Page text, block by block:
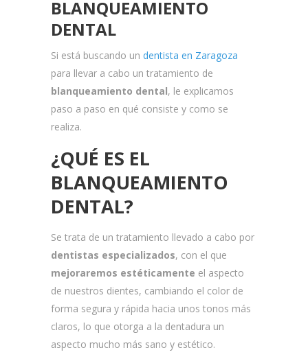
BLANQUEAMIENTO
DENTAL
Si está buscando un dentista en Zaragoza
para llevar a cabo un tratamiento de
blanqueamiento dental, le explicamos
paso a paso en qué consiste y como se
realiza.
¿QUÉ ES EL
BLANQUEAMIENTO
DENTAL?
Se trata de un tratamiento llevado a cabo por
dentistas especializados, con el que
mejoraremos estéticamente el aspecto
de nuestros dientes, cambiando el color de
forma segura y rápida hacia unos tonos más
claros, lo que otorga a la dentadura un
aspecto mucho más sano y estético.